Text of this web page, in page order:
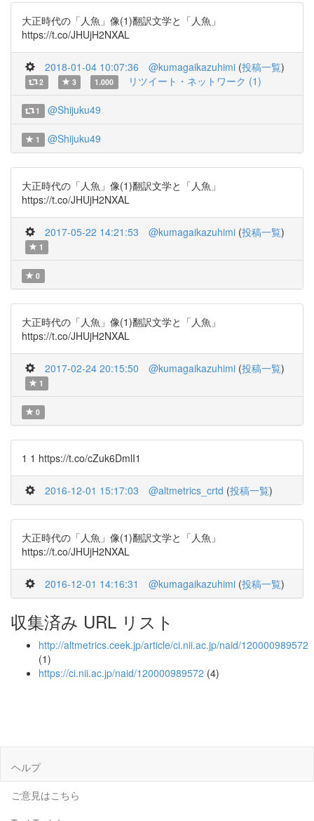
大正時代の「人魚」像(1)翻訳文学と「人魚」
https://t.co/JHUjH2NXAL
2018-01-04 10:07:36 @kumagaikazuhimi (投稿一覧)
2 3 1.000 リツイート・ネットワーク (1)
1 @Shijuku49
1 @Shijuku49
大正時代の「人魚」像(1)翻訳文学と「人魚」
https://t.co/JHUjH2NXAL
2017-05-22 14:21:53 @kumagaikazuhimi (投稿一覧)
1
0
大正時代の「人魚」像(1)翻訳文学と「人魚」
https://t.co/JHUjH2NXAL
2017-02-24 20:15:50 @kumagaikazuhimi (投稿一覧)
1
0
1 1 https://t.co/cZuk6DmlI1
2016-12-01 15:17:03 @altmetrics_crtd (投稿一覧)
大正時代の「人魚」像(1)翻訳文学と「人魚」
https://t.co/JHUjH2NXAL
2016-12-01 14:16:31 @kumagaikazuhimi (投稿一覧)
収集済み URL リスト
http://altmetrics.ceek.jp/article/ci.nii.ac.jp/naid/120000989572
(1)
https://ci.nii.ac.jp/naid/120000989572 (4)
ヘルプ
ご意見はこちら